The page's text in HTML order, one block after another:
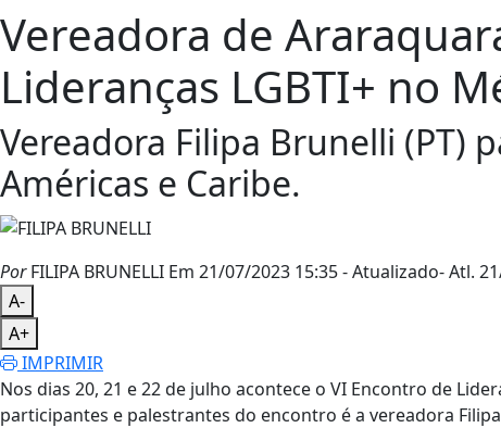
Vereadora de
Lideranças LGBTI+ no
Vereadora Filipa Brunelli (PT)
Américas e Caribe.
PorFILIPA BRUNELLI Em 21/07/2023 15:35- Atualizado- Atl.
A-
A+
IMPRIMIR
Nos dias 20, 21 e 22 de julho acontece o VI Encontro de
participantes e palestrantes do encontro é a vereadora